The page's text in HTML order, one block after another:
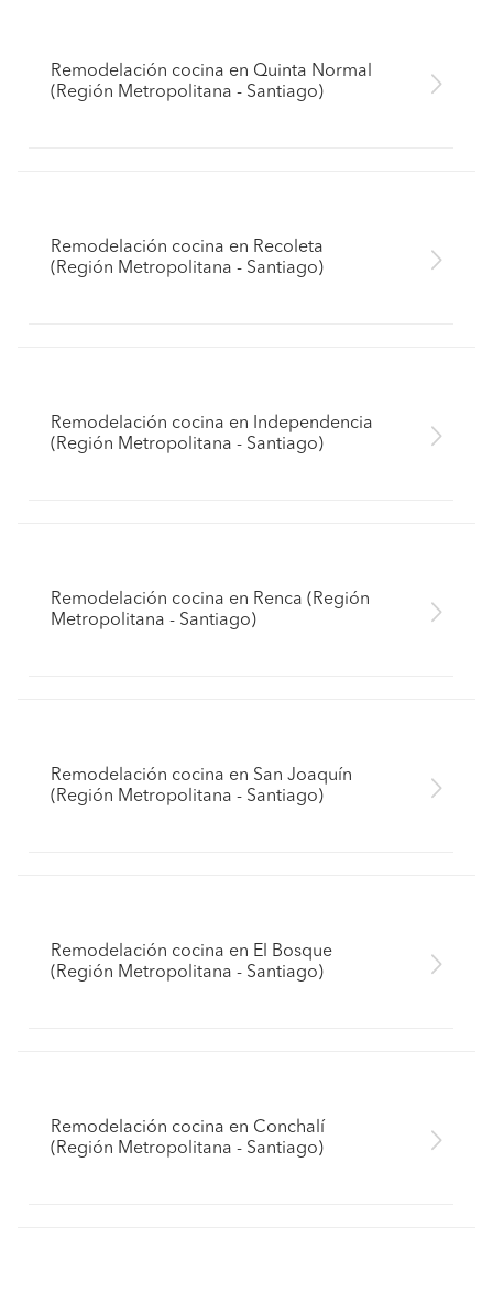
Remodelación cocina en Quinta Normal
(Región Metropolitana - Santiago)
Remodelación cocina en Recoleta
(Región Metropolitana - Santiago)
Remodelación cocina en Independencia
(Región Metropolitana - Santiago)
Remodelación cocina en Renca (Región
Metropolitana - Santiago)
Remodelación cocina en San Joaquín
(Región Metropolitana - Santiago)
Remodelación cocina en El Bosque
(Región Metropolitana - Santiago)
Remodelación cocina en Conchalí
(Región Metropolitana - Santiago)